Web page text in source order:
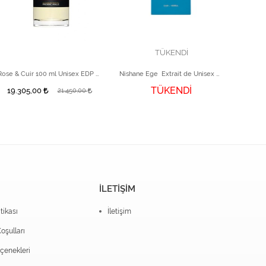
19.305,00 21.450,00
TÜKENDİ
TÜKENDİ
İLETİŞİM
İletişim